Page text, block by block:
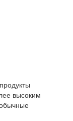
высоким